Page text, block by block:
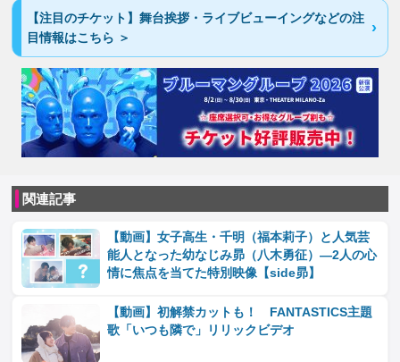
【注目のチケット】舞台挨拶・ライブビューイングなどの注
目情報はこちら ＞
関連記事
【動画】女子高生・千明（福本莉子）と人気芸
能人となった幼なじみ昴（八木勇征）―2人の心
情に焦点を当てた特別映像【side昴】
【動画】初解禁カットも！ FANTASTICS主題
歌「いつも隣で」リリックビデオ